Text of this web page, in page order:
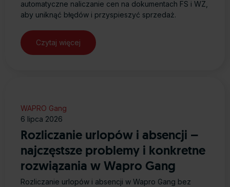
automatyczne naliczanie cen na dokumentach FS i WZ,
aby uniknąć błędów i przyspieszyć sprzedaż.
Czytaj więcej
WAPRO Gang
6 lipca 2026
Rozliczanie urlopów i absencji –
najczęstsze problemy i konkretne
rozwiązania w Wapro Gang
Rozliczanie urlopów i absencji w Wapro Gang bez